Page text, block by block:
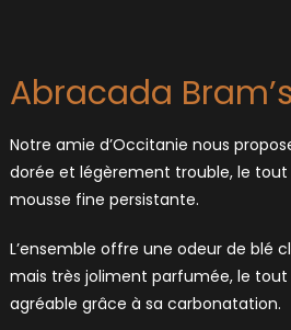
Abracada
Notre amie d’Occitanie nous
dorée et légèrement trouble, le
mousse fine persistante.
L’ensemble offre une odeur de blé
mais très joliment parfumée, le
agréable grâce à sa carbonatation.